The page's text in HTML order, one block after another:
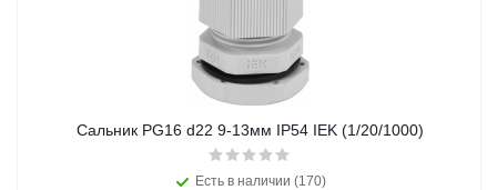
Сальник PG16 d22 9-13мм IP54 IEK (1/20/1000)
Есть в наличии (170)